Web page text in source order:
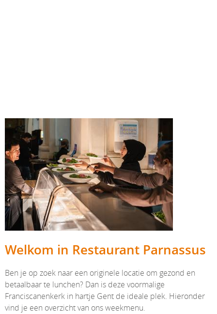
Welkom in Restaurant Parnassus
Ben je op zoek naar een originele locatie om gezond en
betaalbaar te lunchen? Dan is deze voormalige
Franciscanenkerk in hartje Gent de ideale plek. Hieronder
vind je een overzicht van ons weekmenu.